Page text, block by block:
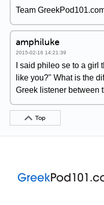
Team
amphiluke
2015-02-16 14:21:39
I said phileo se to a girl
like you?" What is the
Greek listener between
Top